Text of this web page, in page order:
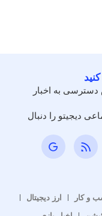
به اخبار
دیجیتو را دنبال
و کار
ارز دیجیتال